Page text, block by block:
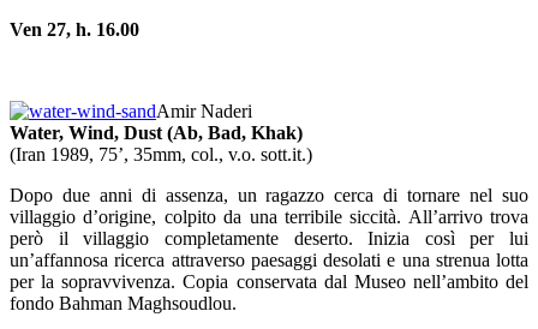
Ven 27, h. 16.00
Amir Naderi
Water, Wind, Dust (Ab, Bad, Khak)
(Iran 1989, 75’, 35mm, col., v.o. sott.it.)
Dopo due anni di assenza, un ragazzo cerca di tornare nel suo
villaggio d’origine, colpito da una terribile siccità. All’arrivo trova
però il villaggio completamente deserto. Inizia così per lui
un’affannosa ricerca attraverso paesaggi desolati e una strenua lotta
per la sopravvivenza. Copia conservata dal Museo nell’ambito del
fondo Bahman Maghsoudlou.